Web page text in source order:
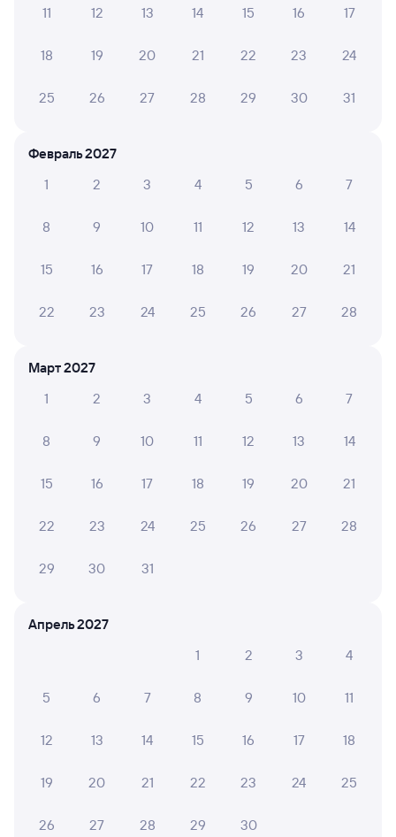
А ещё здесь можно найти
Обратные билеты из Мурома-1 в Озеро-
Карачинское
Билеты на поезд до Озера-Карачи
11 12 13 14 15 16 17
18 19 20 21 22 23 24
25 26 27 28 29 30 31
Февраль 2027
1
2 3 4 5 6 7
8 9 10 11 12 13 14
15 16 17 18 19 20 21
22 23 24 25 26 27 28
Март 2027
1
2 3 4 5 6 7
8 9 10 11 12 13 14
15 16 17 18 19 20 21
22 23 24 25 26 27 28
29 30 31
Апрель 2027
1
2 3 4
5 6 7 8 9 10 11
12 13 14 15 16 17 18
19 20 21 22 23 24 25
26 27 28 29 30